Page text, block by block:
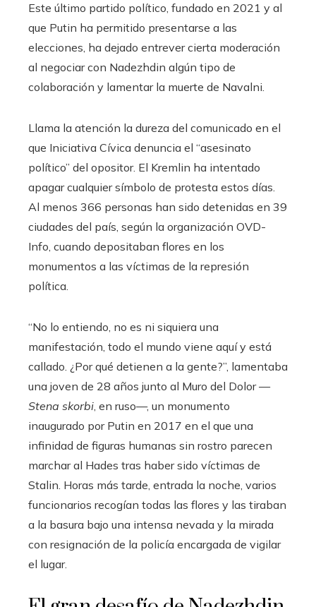
Este último partido político, fundado en 2021 y al
que Putin ha permitido presentarse a las
elecciones, ha dejado entrever cierta moderación
al negociar con Nadezhdin algún tipo de
colaboración y lamentar la muerte de Navalni.
Llama la atención la dureza del comunicado en el
que Iniciativa Cívica denuncia el “asesinato
político” del opositor. El Kremlin ha intentado
apagar cualquier símbolo de protesta estos días.
Al menos 366 personas han sido detenidas en 39
ciudades del país, según la organización OVD-
Info, cuando depositaban flores en los
monumentos a las víctimas de la represión
política.
“No lo entiendo, no es ni siquiera una
manifestación, todo el mundo viene aquí y está
callado. ¿Por qué detienen a la gente?”, lamentaba
una joven de 28 años junto al Muro del Dolor —
Stena skorbi, en ruso—, un monumento
inaugurado por Putin en 2017 en el que una
infinidad de figuras humanas sin rostro parecen
marchar al Hades tras haber sido víctimas de
Stalin. Horas más tarde, entrada la noche, varios
funcionarios recogían todas las flores y las tiraban
a la basura bajo una intensa nevada y la mirada
con resignación de la policía encargada de vigilar
el lugar.